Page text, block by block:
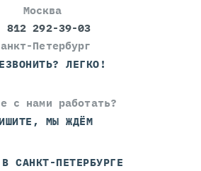
Москва
812 292-39-03
Петербург
ЛЕГКО!
с нами работать?
МЫ ЖДЁМ
САНКТ-ПЕТЕРБУРГЕ